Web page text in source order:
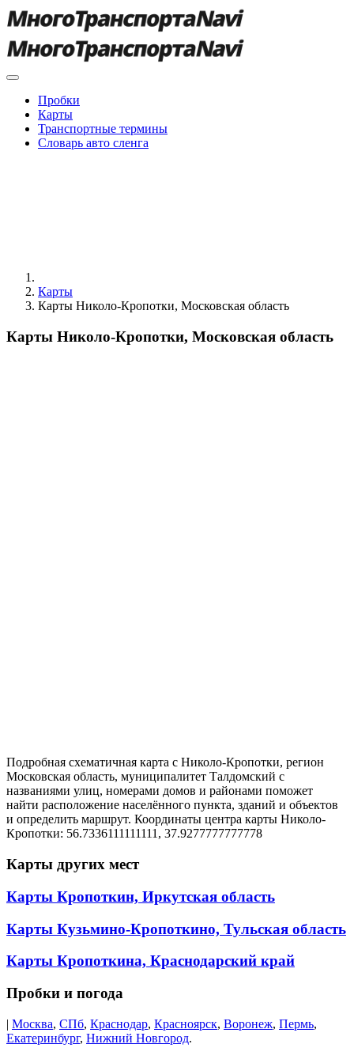
Пробки
Карты
Транспортные термины
Словарь авто сленга
Карты
Карты Николо-Кропотки, Московская область
Карты Николо-Кропотки, Московская область
Подробная схематичная карта с Николо-Кропотки, регион
Московская область, муниципалитет Талдомский с
названиями улиц, номерами домов и районами поможет
найти расположение населённого пункта, зданий и объектов
и определить маршрут. Координаты центра карты Николо-
Кропотки: 56.7336111111111, 37.9277777777778
Карты других мест
Карты Кропоткин, Иркутская область
Карты Кузьмино-Кропоткино, Тульская область
Карты Кропоткина, Краснодарский край
Пробки и погода
| Москва, СПб, Краснодар, Красноярск, Воронеж, Пермь,
Екатеринбург, Нижний Новгород.